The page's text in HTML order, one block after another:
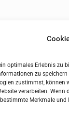
optimales Erlebnis zu
zu
zustimmst, können
verarbeiten.
Merkmale
Doris
Sportwartin
02181-5500